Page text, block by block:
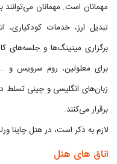
مهمانان است. مهمانان می‌توانند
تبدیل ارز، خدمات
برگزاری میتینگ‌ها و جلسه‌های
برای معلولین، روم سرویس و
زبان‌های انگلیسی و چینی تسلط
برقرار می‌کنند.
لازم به ذکر است، در هتل چاینا
اتاق‌ های هتل